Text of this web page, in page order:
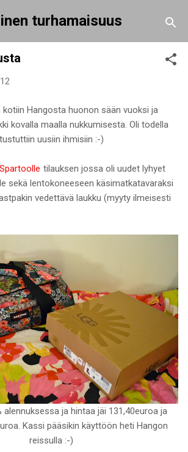
Siirry pääsisältöön
turhamaisuus
kotiin Hangosta huonon sään vuoksi ja
kovalla maalla nukkumisesta. Oli todella
uusiin ihmisiin :-)
Spartoolle tilauksen jossa oli uudet lyhyet
sekä lentokoneeseen käsimatkatavaraksi
vedettävä laukku (myyty ilmeisesti
alennuksessa ja hintaa jäi 131,40euroa ja
Kassi pääsikin käyttöön heti Hangon
reissulla :-)